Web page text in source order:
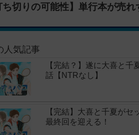
ち切りの可能性】単行本が売
人気記事
【完結？】遂に大喜と
話【NTRなし】
【完結】大喜と千夏が
最終回を迎える！